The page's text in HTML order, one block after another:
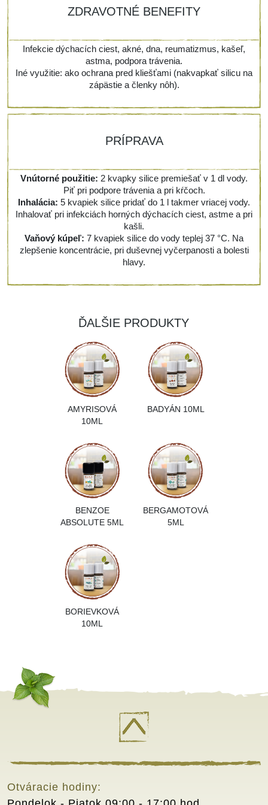
ZDRAVOTNÉ BENEFITY
Infekcie dýchacích ciest, akné, dna, reumatizmus, kašeľ,
astma, podpora trávenia.
Iné využitie: ako ochrana pred kliešťami (nakvapkať silicu na
zápästie a členky nôh).
PRÍPRAVA
Vnútorné použitie: 2 kvapky silice premiešať v 1 dl vody.
Piť pri podpore trávenia a pri kŕčoch.
Inhalácia: 5 kvapiek silice pridať do 1 l takmer vriacej vody.
Inhalovať pri infekciách horných dýchacích ciest, astme a pri
kašli.
Vaňový kúpeľ: 7 kvapiek silice do vody teplej 37 °C. Na
zlepšenie koncentrácie, pri duševnej vyčerpanosti a bolesti
hlavy.
ĎALŠIE PRODUKTY
AMYRISOVÁ
10ML
BADYÁN 10ML
BENZOE
ABSOLUTE 5ML
BERGAMOTOVÁ
5ML
BORIEVKOVÁ
10ML
Otváracie hodiny: